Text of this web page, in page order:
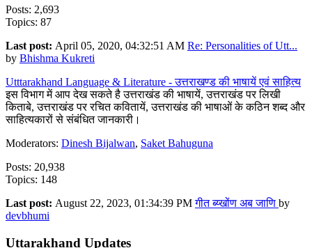
Posts: 2,693
Topics: 87
Last post: April 05, 2020, 04:32:51 AM Re: Personalities of Utt...
by Bhishma Kukreti
Utttarakhand Language & Literature - उत्तराखण्ड की भाषायें एवं साहित्य
इस विभाग में आप देख सकते है उत्तराखंड की भाषायें, उत्तराखंड पर लिखी
किताबे, उत्तराखंड पर रचित कवितायें, उत्तराखंड की भाषाओं के कठिन शब्द और
साहित्यकारों से संबंधित जानकारी।
Moderators: Dinesh Bijalwan, Saket Bahuguna
Posts: 20,938
Topics: 148
Last post: August 22, 2023, 01:34:39 PMगीत ब्य्खोंण अब जाणि by
devbhumi
Uttarakhand Updates